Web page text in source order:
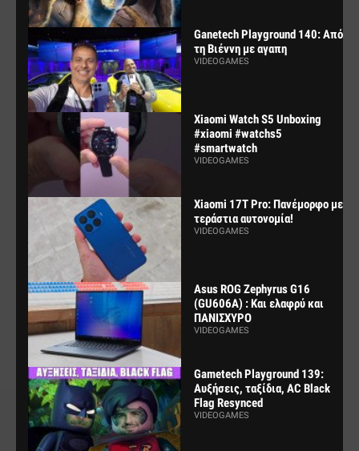
Ganetech Playground 140: Από
τη Βιέννη με αγαπη
VIDEOGAMES
Xiaomi Watch S5 Unboxing
#xiaomi #watchs5
#smartwatch
VIDEOGAMES
Xiaomi 17T Pro: Πανέμορφο με
τεράστια αυτονομία!
VIDEOGAMES
Asus ROG Zephyrus G16
(GU606A) : Και ελαφρύ και
ΠΑΝΙΣΧΥΡΟ
VIDEOGAMES
Gametech Playground 139:
Αυξήσεις, ταξίδια, AC Black
Flag Resynced
VIDEOGAMES